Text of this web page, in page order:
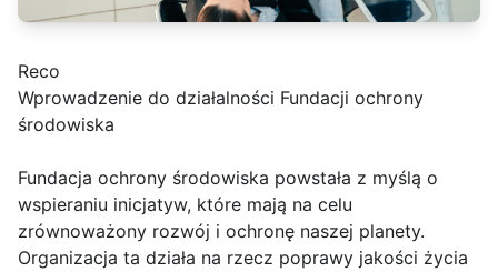
Reco
Wprowadzenie do działalności Fundacji ochrony
środowiska
Fundacja ochrony środowiska powstała z myślą o
wspieraniu inicjatyw, które mają na celu
zrównoważony rozwój i ochronę naszej planety.
Organizacja ta działa na rzecz poprawy jakości życia